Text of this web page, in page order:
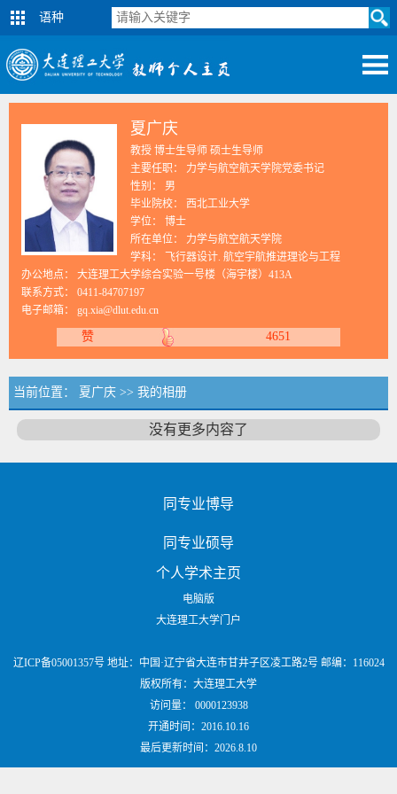
语种
夏广庆
教授 博士生导师 硕士生导师
主要任职： 力学与航空航天学院党委书记
性别： 男
毕业院校： 西北工业大学
学位： 博士
所在单位： 力学与航空航天学院
学科： 飞行器设计. 航空宇航推进理论与工程
办公地点： 大连理工大学综合实验一号楼（海宇楼）413A
联系方式： 0411-84707197
电子邮箱： gq.xia@dlut.edu.cn
赞 4651
当前位置： 夏广庆 >> 我的相册
没有更多内容了
同专业博导
同专业硕导
个人学术主页
电脑版
大连理工大学门户
辽ICP备05001357号 地址：中国·辽宁省大连市甘井子区凌工路2号 邮编：116024
版权所有：大连理工大学
访问量： 0000123938
开通时间： 2016.10.16
最后更新时间： 2026.8.10